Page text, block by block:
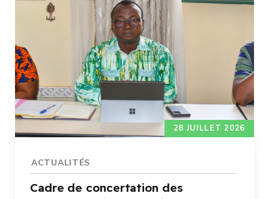
ACTUALITÉS
24 JUILLET 2026
Audience : le Directeur Général